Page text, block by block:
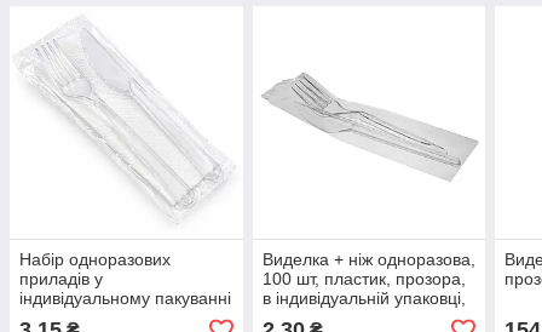
Набір одноразових
приладів у
індивідуальному пакуванні
(вилка + ніж + паперова
Виделка + ніж одноразова,
100 шт, пластик, прозора,
в індивідуальній упаковці,
16 см , 300шт. ящ.